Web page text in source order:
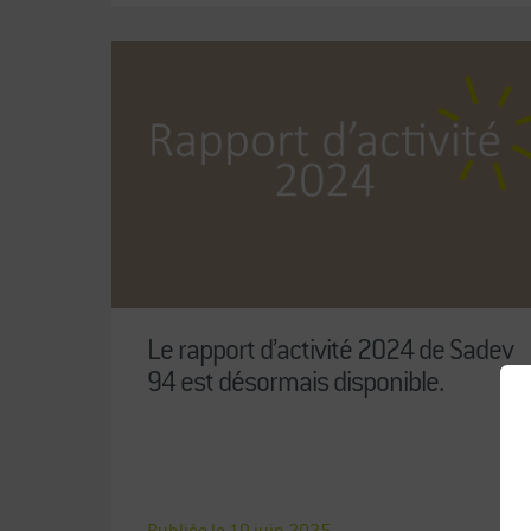
Le rapport d’activité 2024 de Sadev
94 est désormais disponible.